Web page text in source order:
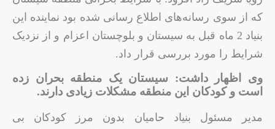
که از سوی رسانه‌های اطلاع رسانی شده بود نماینده این
بنیاد 2 ماه قبل به سیستان و بلوچستان اعزام و از نزدیک
شرایط را مورد بررسی قرار داد.
وی اظهار داشت: سیستان یک منطقه بحران زده
است و کودکان این منطقه مشکلات زیادی دارند.
مدیر مسئول بنیاد حامیان بدون مرز کودکان بی